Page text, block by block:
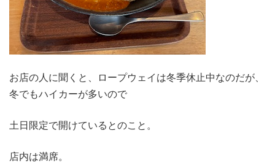
お店の人に聞くと、ロープウェイは冬季休止中なのだが、
冬でもハイカーが多いので
土日限定で開けているとのこと。
店内は満席。